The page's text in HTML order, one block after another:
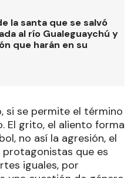
la santa que se salvó
al río Gualeguaychú y
que harán en su
si se permite el término
El grito, el aliento forma
no así la agresión, el
que es
iguales, por